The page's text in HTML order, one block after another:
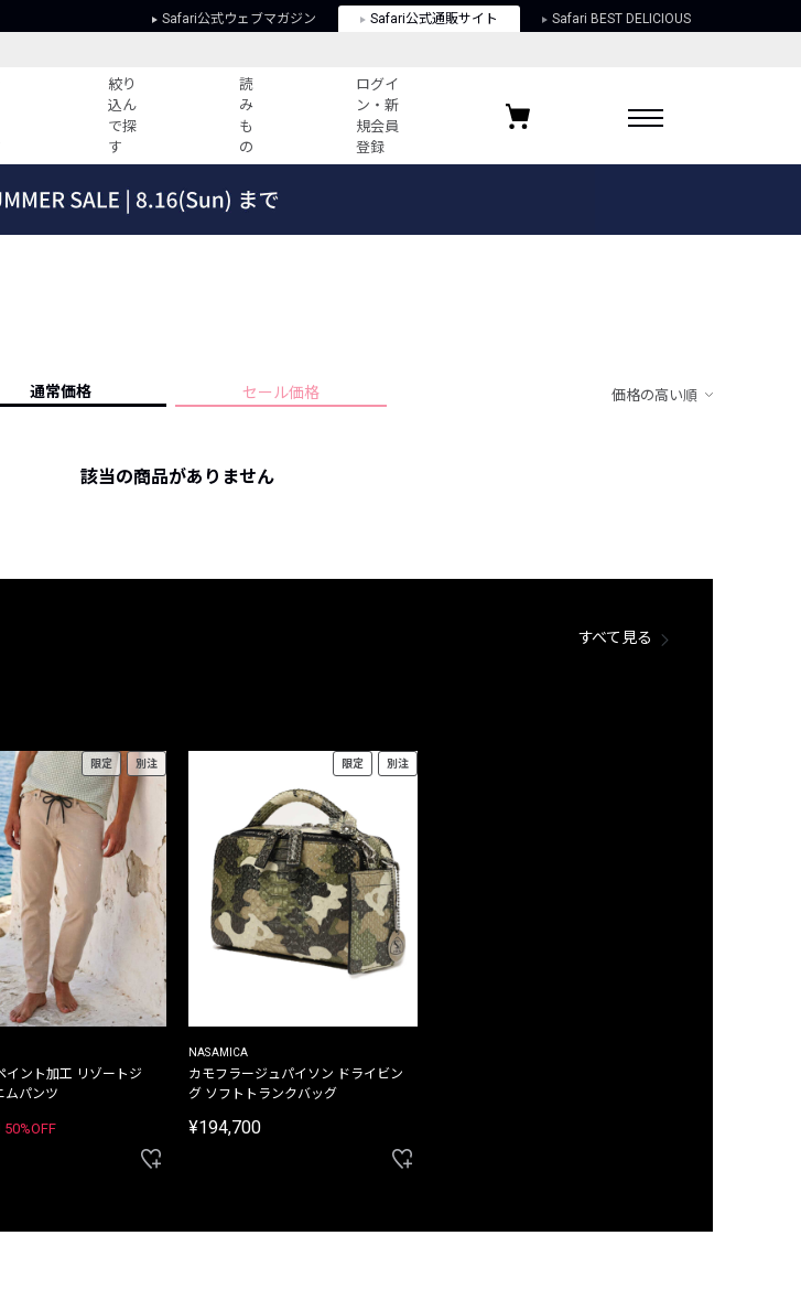
Safari公式ウェブマガジン Safari公式通販サイト Safari BEST DELICIOUS
絞り
込ん
で探
す
読
み
も
の
ログイ
ン・新
規会員
登録
事
ランキング
ブランド
プライバシーポリシー
お気に入りブランド
通常価格 セール価格 価格の高い順
該当の商品がありません
すべて見る
限定 別注
イント加工 リゾートジ
ムパンツ
50%OFF
限定 別注
NASAMICA
カモフラージュパイソン ドライビン
グ ソフトトランクバッグ
¥194,700